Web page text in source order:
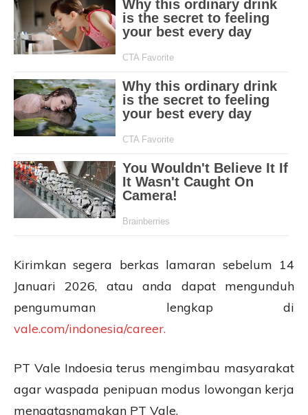
Kirimkan segera berkas lamaran sebelum 14
Januari 2026, atau anda dapat mengunduh
pengumuman lengkap di
vale.com/indonesia/career.
PT Vale Indoesia terus mengimbau masyarakat
agar waspada penipuan modus lowongan kerja
mengatasnamakan PT Vale.